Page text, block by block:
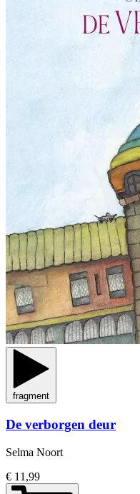
fragment
De verborgen deur
Selma Noort
€ 11,99